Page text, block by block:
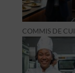
COMMIS DE